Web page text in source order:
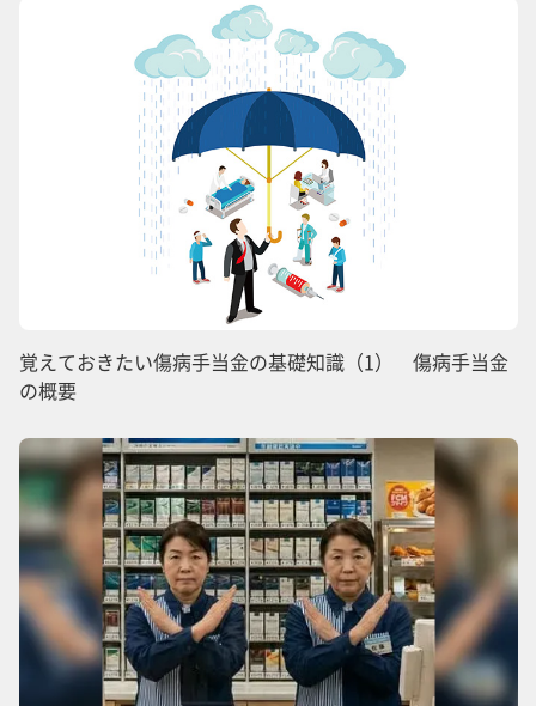
覚えておきたい傷病手当金の基礎知識（1） 傷病手当金
の概要